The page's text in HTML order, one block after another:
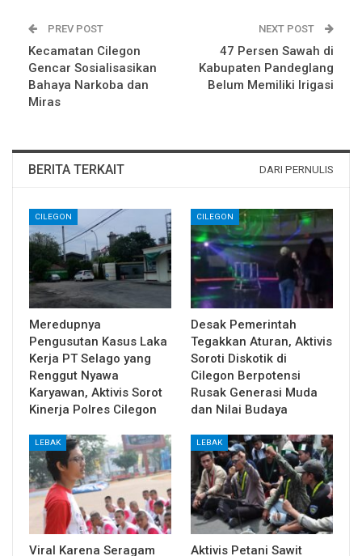
PREV POST
Kecamatan Cilegon
Gencar Sosialisasikan
Bahaya Narkoba dan
Miras
NEXT POST
47 Persen Sawah di
Kabupaten Pandeglang
Belum Memiliki Irigasi
BERITA TERKAIT DARI PERNULIS
CILEGON
Meredupnya
Pengusutan Kasus Laka
Kerja PT Selago yang
Renggut Nyawa
Karyawan, Aktivis Sorot
Kinerja Polres Cilegon
CILEGON
Desak Pemerintah
Tegakkan Aturan, Aktivis
Soroti Diskotik di
Cilegon Berpotensi
Rusak Generasi Muda
dan Nilai Budaya
LEBAK
Viral Karena Seragam
LEBAK
Aktivis Petani Sawit